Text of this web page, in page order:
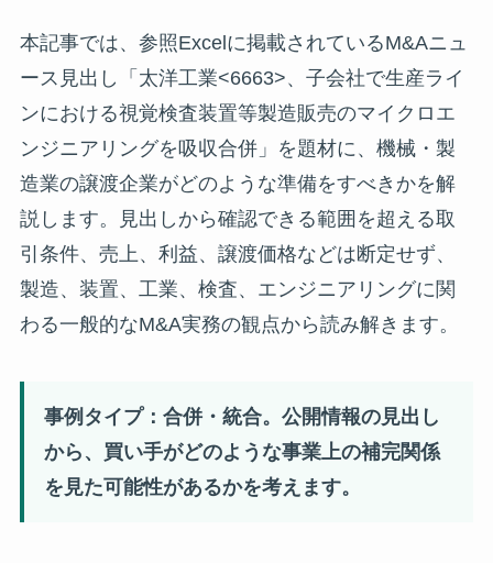
本記事では、参照Excelに掲載されているM&Aニュ
ース見出し「太洋工業<6663>、子会社で生産ライ
ンにおける視覚検査装置等製造販売のマイクロエ
ンジニアリングを吸収合併」を題材に、機械・製
造業の譲渡企業がどのような準備をすべきかを解
説します。見出しから確認できる範囲を超える取
引条件、売上、利益、譲渡価格などは断定せず、
製造、装置、工業、検査、エンジニアリングに関
わる一般的なM&A実務の観点から読み解きます。
事例タイプ：合併・統合。公開情報の見出し
から、買い手がどのような事業上の補完関係
を見た可能性があるかを考えます。